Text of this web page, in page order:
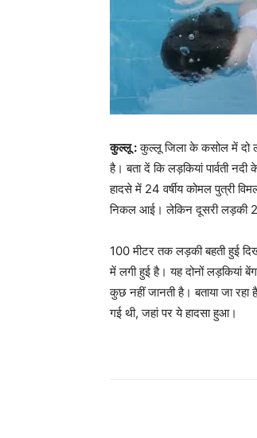
कुल्लू :कुल्लू जिला के कसोल में दो
है। बता दें कि लड़कियां पार्वती
हादसे में 24 वर्षीय कोमल पुत्री
निकल आई। लेकिन दूसरी लड़की 26
100 मीटर तक लड़की बहती हुई
में लगी हुई है। यह दोनों लड़कियां
कुछ नहीं जानती है। बताया जा
गई थी, जहां पर ये हादसा हुआ।